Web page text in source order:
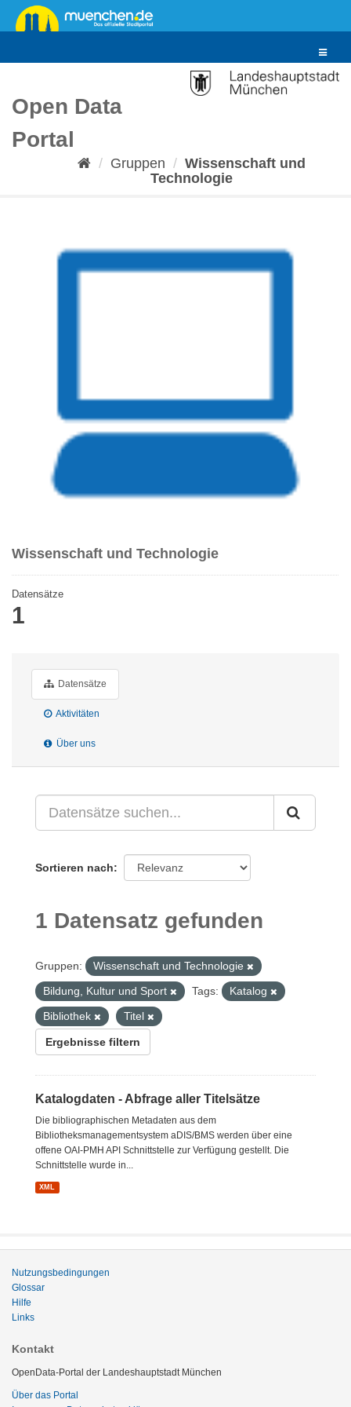
Überspringen
zum
Toggle
Open Data
Portal
Gruppen
Wissenschaft und
Technologie
Wissenschaft und Technologie
Datensätze
1
Datensätze
Aktivitäten
Über uns
Sortieren nach
1 Datensatz gefunden
Gruppen:
Wissenschaft und Technologie
Bildung, Kultur und Sport
Tags:
Katalog
Bibliothek
Titel
Ergebnisse filtern
Katalogdaten - Abfrage aller Titelsätze
Die bibliographischen Metadaten aus dem
Bibliotheksmanagementsystem aDIS/BMS werden über eine
offene OAI-PMH API Schnittstelle zur Verfügung gestellt. Die
Schnittstelle wurde in...
XML
Nutzungsbedingungen
Glossar
Hilfe
Links
Kontakt
OpenData-Portal der Landeshauptstadt München
Über das Portal